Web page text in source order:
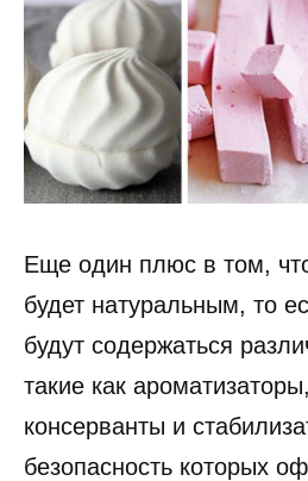
Еще один плюс в том,
будет натуральным, то
будут содержаться
такие как
консерванты и
безопасность которых